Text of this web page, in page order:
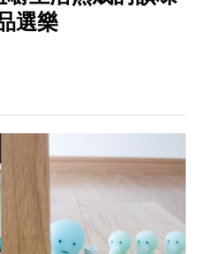
選樂